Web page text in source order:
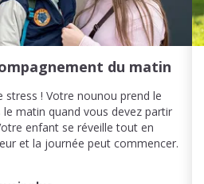
du matin
stress ! Votre nounou prend le
le matin quand vous devez partir
enfant se réveille tout en
et la journée peut commencer.